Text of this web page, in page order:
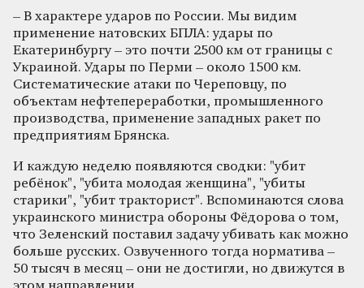
– В характере ударов по России. Мы видим
применение натовских БПЛА: удары по
Екатеринбургу – это почти 2500 км от границы с
Украиной. Удары по Перми – около 1500 км.
Систематические атаки по Череповцу, по
объектам нефтепереработки, промышленного
производства, применение западных ракет по
предприятиям Брянска.
И каждую неделю появляются сводки: "убит
ребёнок", "убита молодая женщина", "убиты
старики", "убит тракторист". Вспоминаются слова
украинского министра обороны Фёдорова о том,
что Зеленский поставил задачу убивать как можно
больше русских. Озвученного тогда норматива –
50 тысяч в месяц – они не достигли, но движутся в